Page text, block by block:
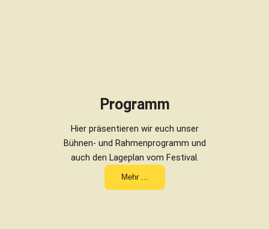
Programm
Hier präsentieren wir euch unser
Bühnen- und Rahmenprogramm und
auch den Lageplan vom Festival.
Mehr ...